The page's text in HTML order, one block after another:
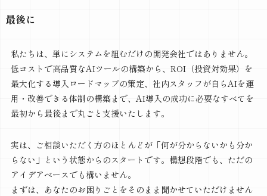
最後に
私たちは、単にシステムを組むだけの開発会社ではありません。
低コストで高品質なAIツールの構築から、ROI（投資対効果）を
最大化する導入ロードマップの策定、社内スタッフが自らAIを運
用・改善できる体制の構築まで、AI導入の成功に必要なすべてを
最初から最後まで丸ごと支援いたします。
実は、ご相談いただく方のほとんどが「何が分からないかも分か
らない」という状態からのスタートです。構想段階でも、ただの
アイデアベースでも構いません。
まずは、あなたのお困りごとをそのまま聞かせていただけません